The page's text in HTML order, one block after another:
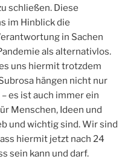
schließen. Diese
im Hinblick die
in Sachen
als alternativlos.
uns hiermit trotzdem
hängen nicht nur
es ist auch immer ein
Menschen, Ideen und
und wichtig sind. Wir sind
hiermit jetzt nach 24
sein kann und darf.